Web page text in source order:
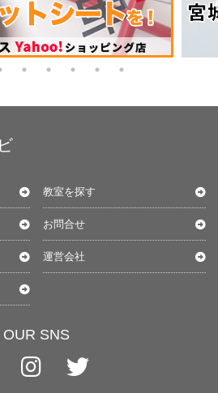
教室を探す
お問合せ
運営会社
OUR SNS